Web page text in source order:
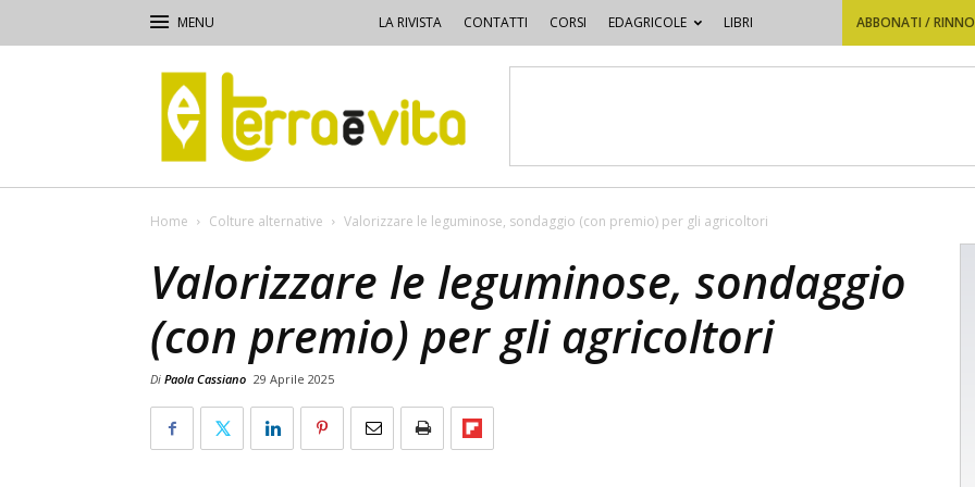
LA RIVISTA CONTATTI CORSI EDAGRICOLE LIBRI ABBONATI /
Terra
e
Vita
Home Colture alternative Valorizzare le leguminose, sondaggio (con premio) per gli agricoltori
Valorizzare le leguminose, sondaggio
(con premio) per gli agricoltori
Di Paola Cassiano 29 Aprile 2025